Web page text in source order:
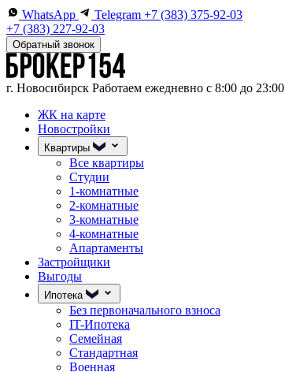
WhatsApp Telegram +7 (383) 375-92-03
+7 (383) 227-92-03
Обратный звонок
г. Новосибирск Работаем ежедневно с 8:00 до 23:00
ЖК на карте
Новостройки
Квартиры
Все квартиры
Студии
1-комнатные
2-комнатные
3-комнатные
4-комнатные
Апартаменты
Застройщики
Выгоды
Ипотека
Без первоначального взноса
IT-Ипотека
Семейная
Стандартная
Военная